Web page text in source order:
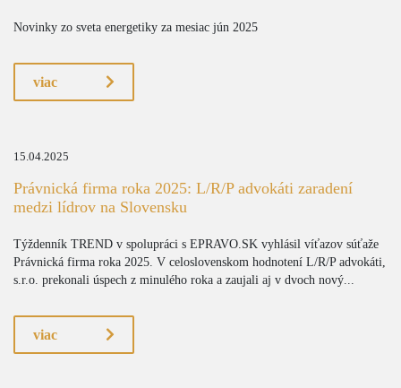
Novinky zo sveta energetiky za mesiac jún 2025
viac
15.04.2025
Právnická firma roka 2025: L/R/P advokáti zaradení
medzi lídrov na Slovensku
Týždenník TREND v spolupráci s EPRAVO.SK vyhlásil víťazov súťaže
Právnická firma roka 2025. V celoslovenskom hodnotení L/R/P advokáti,
s.r.o. prekonali úspech z minulého roka a zaujali aj v dvoch nový...
viac